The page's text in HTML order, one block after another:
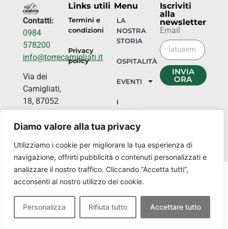
Diamo valore alla tua privacy
Utilizziamo i cookie per migliorare la tua esperienza di
navigazione, offrirti pubblicità o contenuti personalizzati e
analizzare il nostro traffico. Cliccando “Accetta tutti”,
acconsenti al nostro utilizzo dei cookie.
Personalizza Rifiuta tutto Accettare tutto
Contatti:
0984
578200
info@torrecamigliati.it
Via dei
Camigliati,
18, 87052
Silano CS
Links utili
Termini e
condizioni
Privacy
policy
Menu
LA
NOSTRA
STORIA
OSPITALITÀ
EVENTI
I
NOSTRI
LUOGHI
Iscriviti
alla
newsletter
Email
INVIA
ORA